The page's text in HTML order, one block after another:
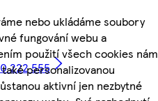
nebo ukládáme soubory
fungování webu a
použití všech cookies nám
personalizovanou
aktivní jen nezbytné
222 555